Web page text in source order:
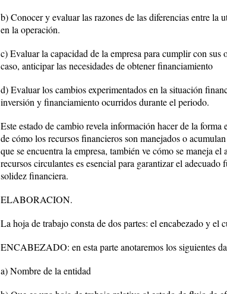
b) Conocer y evaluar las razones de las diferencias entre la
en la operación.
c) Evaluar la capacidad de la empresa para cumplir con
caso, anticipar las necesidades de obtener financiamiento
d) Evaluar los cambios experimentados en la situación
inversión y financiamiento ocurridos durante el periodo.
Este estado de cambio revela información hacer de la
de cómo los recursos financieros son manejados o
que se encuentra la empresa, también ve cómo se maneja
recursos circulantes es esencial para garantizar el
solidez financiera.
ELABORACION.
La hoja de trabajo consta de dos partes: el encabezado y el
ENCABEZADO: en esta parte anotaremos los siguientes
a) Nombre de la entidad